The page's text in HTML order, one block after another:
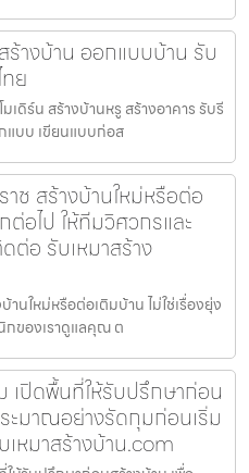
างบ้าน ออกแบบบ้าน รับ
ย
ดิร์น สร้างบ้านหรู สร้างอาคาร รับรี
แบบ เขียนแบบก่อส
ช สร้างบ้านใหม่หรือต่อ
ต่อไป ให้ทีมวิศวกรและ
อ รับเหมาสร้าง
นใหม่หรือต่อเติมบ้าน ไม่ใช่เรื่องยุ่ง
กของเราดูแลคุณ ต
เปิดพื้นที่ให้รับปรึกษาก่อน
ะมาณอย่างรัดกุมก่อนเริ่ม
หมาสร้างบ้าน.com